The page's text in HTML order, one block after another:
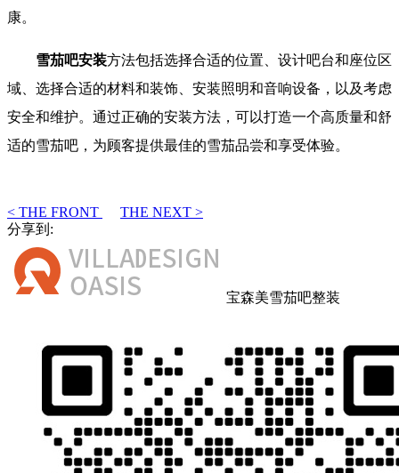
康。
雪茄吧安装方法包括选择合适的位置、设计吧台和座位区
域、选择合适的材料和装饰、安装照明和音响设备，以及考虑
安全和维护。通过正确的安装方法，可以打造一个高质量和舒
适的雪茄吧，为顾客提供最佳的雪茄品尝和享受体验。
< THE FRONT
THE NEXT >
分享到:
宝森美雪茄吧整装